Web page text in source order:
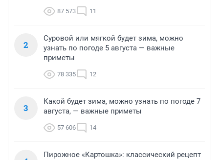
87 573 11
2
Суровой или мягкой будет зима, можно
узнать по погоде 5 августа — важные
приметы
78 335 12
3
Какой будет зима, можно узнать по погоде 7
августа, — важные приметы
57 606 14
Пирожное «Картошка»: классический рецепт